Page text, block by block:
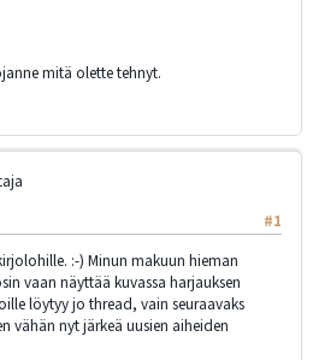
mitä olette tehnyt.
#1
:-) Minun makuun hieman
vaan näyttää kuvassa harjauksen
löytyy jo thread, vain seuraavaks
vähän nyt järkeä uusien aiheiden